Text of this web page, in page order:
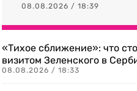
08.08.2026 / 18:39
«Тихое сближение»: что
визитом Зеленского в
08.08.2026 / 18:33